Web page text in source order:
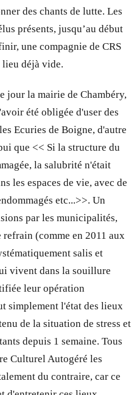
des chants de lutte. Les
présents, jusqu’au début
une compagnie de CRS
déjà vide.
jour la mairie de Chambéry,
été obligée d'user des
Ecuries de Boigne, d'autre
que << Si la structure du
la salubrité n'était
les espaces de vie, avec de
etc...>>. Un
par les municipalités,
(comme en 2011 aux
salis et
vivent dans la souillure
leur opération
simplement l'état des lieux
de la situation de stress et
depuis 1 semaine. Tous
Culturel Autogéré les
du contraire, car ce